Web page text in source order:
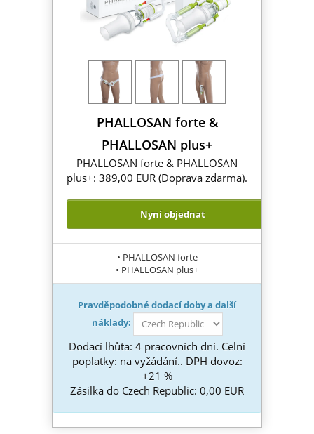
PHALLOSAN forte &
PHALLOSAN plus+
PHALLOSAN forte & PHALLOSAN
plus+: 389,00 EUR (Doprava zdarma).
Nyní objednat
• PHALLOSAN forte
• PHALLOSAN plus+
Pravděpodobné dodací doby a další
náklady:
Dodací lhůta: 4 pracovních dní. Celní
poplatky: na vyžádání.. DPH dovoz:
+21 %
Zásilka do Czech Republic: 0,00 EUR